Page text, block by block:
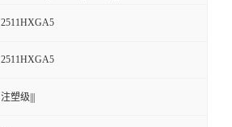
2511HXGA5
2511HXGA5
注塑级|||